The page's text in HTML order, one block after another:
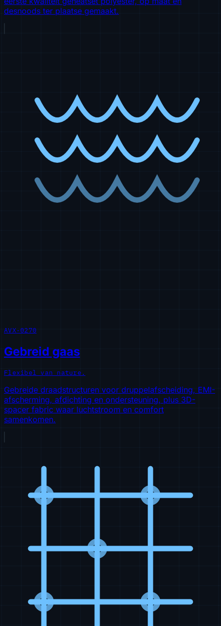
desnoods ter plaatse gemaakt.
AVX-0270
Gebreid gaas
Flexibel van nature.
Gebreide draadstructuren voor druppelafscheiding, EMI-
afscherming, afdichting en ondersteuning, plus 3D-
spacer fabric waar luchtstroom en comfort
samenkomen.